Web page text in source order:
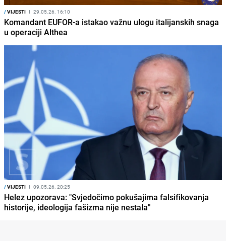
/VIJESTI I 29.05.26. 16:10
Komandant EUFOR-a istakao važnu ulogu italijanskih snaga
u operaciji Althea
/VIJESTI I 09.05.26. 20:25
Helez upozorava: "Svjedočimo pokušajima falsifikovanja
historije, ideologija fašizma nije nestala"